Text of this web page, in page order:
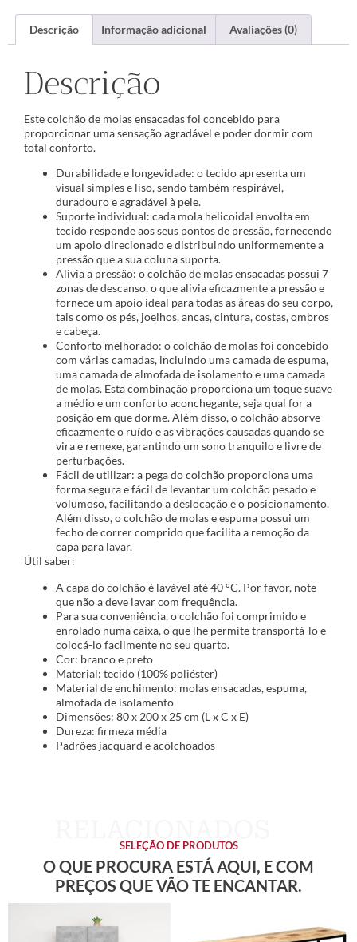
Descrição Informação adicional Avaliações (0)
Descrição
Este colchão de molas ensacadas foi concebido para
proporcionar uma sensação agradável e poder dormir com
total conforto.
Durabilidade e longevidade: o tecido apresenta um
visual simples e liso, sendo também respirável,
duradouro e agradável à pele.
Suporte individual: cada mola helicoidal envolta em
tecido responde aos seus pontos de pressão, fornecendo
um apoio direcionado e distribuindo uniformemente a
pressão que a sua coluna suporta.
Alivia a pressão: o colchão de molas ensacadas possui 7
zonas de descanso, o que alivia eficazmente a pressão e
fornece um apoio ideal para todas as áreas do seu corpo,
tais como os pés, joelhos, ancas, cintura, costas, ombros
e cabeça.
Conforto melhorado: o colchão de molas foi concebido
com várias camadas, incluindo uma camada de espuma,
uma camada de almofada de isolamento e uma camada
de molas. Esta combinação proporciona um toque suave
a médio e um conforto aconchegante, seja qual for a
posição em que dorme. Além disso, o colchão absorve
eficazmente o ruído e as vibrações causadas quando se
vira e remexe, garantindo um sono tranquilo e livre de
perturbações.
Fácil de utilizar: a pega do colchão proporciona uma
forma segura e fácil de levantar um colchão pesado e
volumoso, facilitando a deslocação e o posicionamento.
Além disso, o colchão de molas e espuma possui um
fecho de correr comprido que facilita a remoção da
capa para lavar.
Útil saber:
A capa do colchão é lavável até 40 °C. Por favor, note
que não a deve lavar com frequência.
Para sua conveniência, o colchão foi comprimido e
enrolado numa caixa, o que lhe permite transportá-lo e
colocá-lo facilmente no seu quarto.
Cor: branco e preto
Material: tecido (100% poliéster)
Material de enchimento: molas ensacadas, espuma,
almofada de isolamento
Dimensões: 80 x 200 x 25 cm (L x C x E)
Dureza: firmeza média
Padrões jacquard e acolchoados
SELEÇÃO DE PRODUTOS
O QUE PROCURA ESTÁ AQUI, E COM
PREÇOS QUE VÃO TE ENCANTAR.